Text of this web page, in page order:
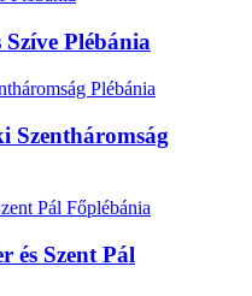
Plébánia
Szentháromság
és Szent Pál